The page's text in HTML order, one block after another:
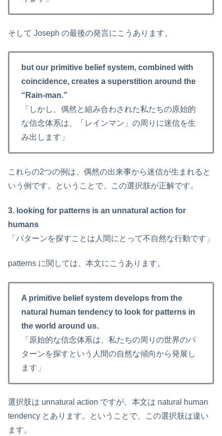
そして Joseph の最後の発言にこうあります。
but our primitive belief system, combined with
coincidence, creates a superstition around the
“Rain-man.”
「しかし、偶然と組み合わされた私たちの原始的
な信念体系は、「レインマン」の周りに迷信を生
み出します」
これらの2つの例は、偶然の出来事から迷信が生まれると
いう例です。ということで、この選択肢が正解です。
3. looking for patterns is an unnatural action for
humans
「パターンを探すことは人間にとって不自然な行動です」
patterns に関しては、本文にこうあります。
A primitive belief system develops from the
natural human tendency to look for patterns in
the world around us.
「原始的な信念体系は、私たちの周りの世界のパ
ターンを探すという人間の自然な傾向から発展し
ます」
選択肢は unnatural action ですが、本文は natural human
tendency とあります。ということで、この選択肢は違い
ます。